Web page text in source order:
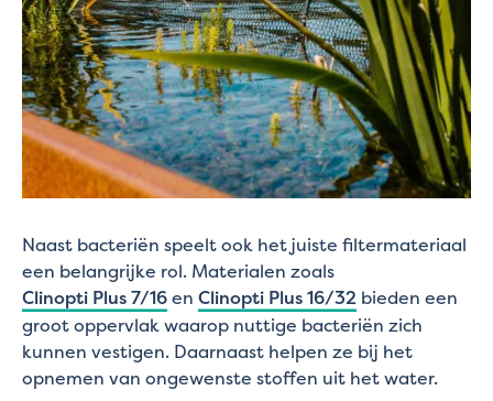
Naast bacteriën speelt ook het juiste filtermateriaal
een belangrijke rol. Materialen zoals
Clinopti Plus 7/16en Clinopti Plus 16/32 bieden een
groot oppervlak waarop nuttige bacteriën zich
kunnen vestigen. Daarnaast helpen ze bij het
opnemen van ongewenste stoffen uit het water.